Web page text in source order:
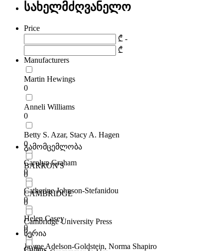
სახელმძღვანელო
Price
₾ -
₾
Manufacturers
Martin Hewings
0
Anneli Williams
0
Betty S. Azar, Stacy A. Hagen
0
Carolyn Graham
0
Catherine Johnson-Stefanidou
0
Helen Casey
0
Jayme Adelson-Goldstein, Norma Shapiro
გამომცემლობა
BARRON'S
0
CAMBRIDGE
0
Cambridge University Press
0
სერია